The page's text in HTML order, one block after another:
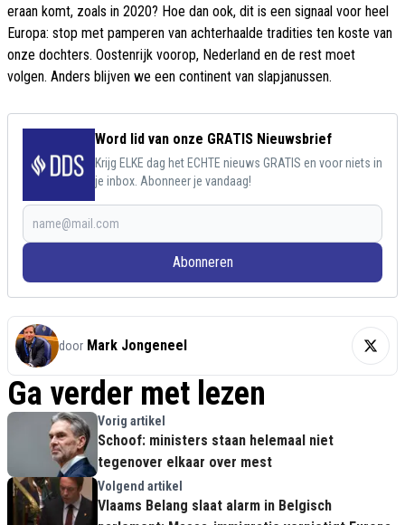
eraan komt, zoals in 2020? Hoe dan ook, dit is een signaal voor heel
Europa: stop met pamperen van achterhaalde tradities ten koste van
onze dochters. Oostenrijk voorop, Nederland en de rest moet
volgen. Anders blijven we een continent van slapjanussen.
Word lid van onze GRATIS Nieuwsbrief
Krijg ELKE dag het ECHTE nieuws GRATIS en voor niets in
je inbox. Abonneer je vandaag!
Abonneren
door Mark Jongeneel
Ga verder met lezen
Vorig artikel
Schoof: ministers staan helemaal niet
tegenover elkaar over mest
Volgend artikel
Vlaams Belang slaat alarm in Belgisch